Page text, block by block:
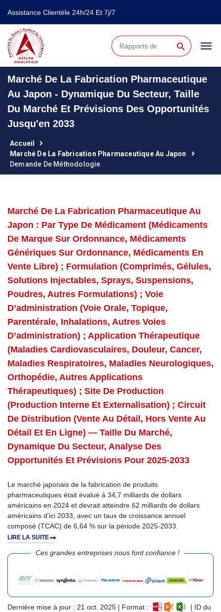
Assistance Clientèle 24h/24 Et 7j/7
⚲
Marché De La Fabrication Pharmaceutique
Au Japon - Dynamique Du Secteur, Taille
Du Marché Et Prévisions Des Opportunités
Jusqu'en 2033
Accueil
Marché De La Fabrication Pharmaceutique Au Japon
Demande De Méthodologie
Marché De La Fabrication Pharmaceutique Au
Japon : Par Type De Médicament (médicaments
De Marque Sur Ordonnance, Médicaments
Génériques Sur Ordonnance, Médicaments En
Vente Libre) ; Formulation (comprimés, Gélules,
Solutions Injectables, Sprays, Suspensions,
Poudres, Autres Formulations) ; Voie
D’administration (voie Orale, Topique,
Parentérale, Inhalations, Autres Voies
D’administration) ; Application Thérapeutique
(maladies Cardiovasculaires, Douleur, Cancer,
Maladies Respiratoires, Maladies Neurologiques,
Orthopédie, Autres Applications
Thérapeutiques) ; Site De Production
(production Interne Et Externalisation) ; Circuit
De Distribution (vente Au Détail, Hors Vente Au
Détail Et En Ligne) — Taille Du Marché,
Dynamique Du Secteur, Analyse Des
Opportunités Et Prévisions Pour 2025-2033
Le marché japonais de la fabrication de produits
pharmaceutiques était évalué à 34,7 milliards de dollars
américains en 2024 et devrait atteindre 62 milliards de dollars
américains d'ici 2033, avec un taux de croissance annuel
composé (TCAC) de 6,64 % sur la période 2025-2033.
LIRE LA SUITE
Ces grandes entreprises nous font confiance !
Dernière mise à jour : 21 oct. 2025 | Format :
| ID du